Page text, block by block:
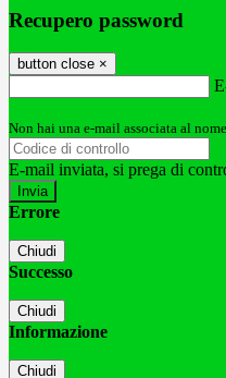
Recupero password
button close ×
Non hai una e-mail associata al
E-mail inviata, si prega di
Errore
Chiudi
Successo
Chiudi
Informazione
Chiudi